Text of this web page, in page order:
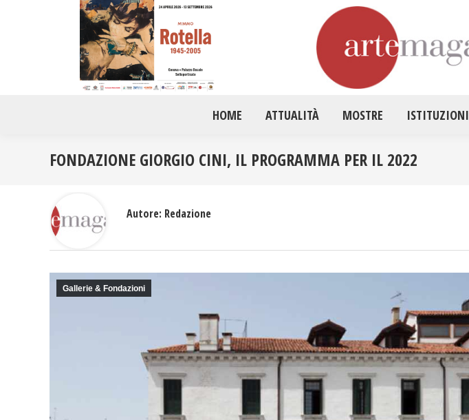
HOME ATTUALITÀ MOSTRE ISTITUZIONI
FONDAZIONE GIORGIO CINI, IL PROGRAMMA PER IL 2022
Gallerie & Fondazioni
Autore: Redazione
HOME